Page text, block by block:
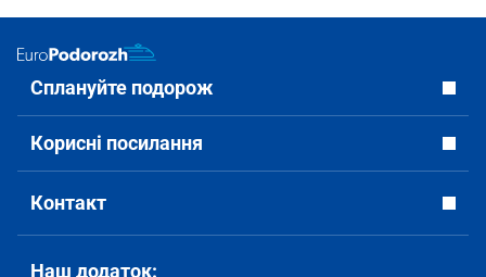
Сплануйте подорож
Корисні посилання
Контакт
Наш додаток: